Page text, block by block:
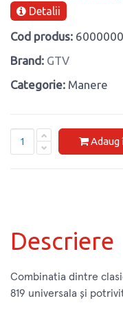
Detalii
Cod produs:
Brand: GTV
Categorie: Manere
Adaug
Descriere
Combinatia dintre
819 universala și